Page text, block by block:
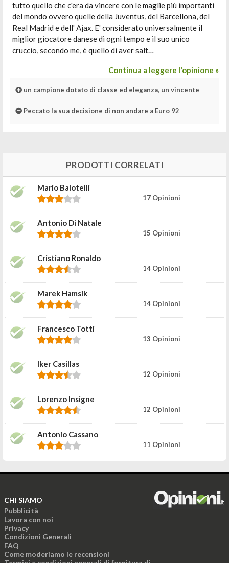
tutto quello che c'era da vincere con le maglie più importanti
del mondo ovvero quelle della Juventus, del Barcellona, del
Real Madrid e dell' Ajax. E' considerato universalmente il
miglior giocatore danese di ogni tempo e il suo unico
cruccio, secondo me, è quello di aver salt…
Continua a leggere l'opinione »
un campione dotato di classe ed eleganza, un vincente
Peccato la sua decisione di non andare a Euro 92
PRODOTTI CORRELATI
Mario Balotelli
17 Opinioni
Antonio Di Natale
15 Opinioni
Cristiano Ronaldo
14 Opinioni
Marek Hamsik
14 Opinioni
Francesco Totti
13 Opinioni
Iker Casillas
12 Opinioni
Lorenzo Insigne
12 Opinioni
Antonio Cassano
11 Opinioni
CHI SIAMO
Pubblicità
Lavora con noi
Privacy
Condizioni Generali
FAQ
Come moderiamo le recensioni